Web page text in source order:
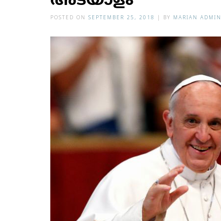
POSTED ON SEPTEMBER 25, 2018 BY MARIAN ADMIN